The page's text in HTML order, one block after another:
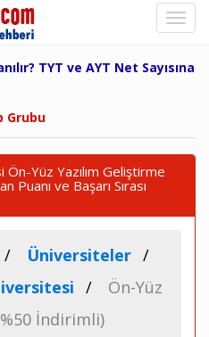
TYT ve AYT Net Sayısına
Grubu
Yüz Yazılım Geliştirme
ve Başarı Sırası
Üniversiteler
Ön-Yüz
İndirimli)